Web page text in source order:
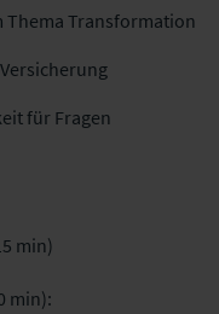
Thema Transformation
für Fragen
min)
min):